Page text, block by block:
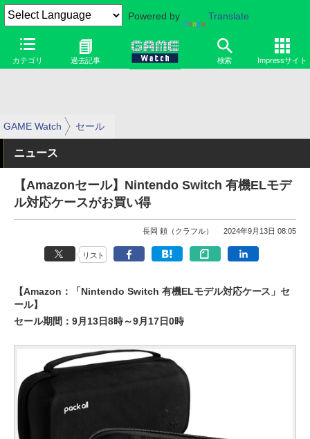
Powered by Translate
カテゴリ 過去記事 検索 Impressサイト
GAME Watch セール
ニュース
【Amazonセール】Nintendo Switch 有機ELモデ
ル対応ケースがお買い得
長岡 頼（クラフル） 2024年9月13日 08:05
リスト
【Amazon：「Nintendo Switch 有機ELモデル対応ケース」セ
ール】
セール期間：9月13日8時～9月17日0時